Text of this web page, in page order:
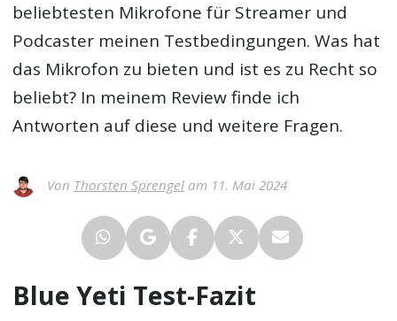
beliebtesten Mikrofone für Streamer und
Podcaster meinen Testbedingungen. Was hat
das Mikrofon zu bieten und ist es zu Recht so
beliebt? In meinem Review finde ich
Antworten auf diese und weitere Fragen.
Von Thorsten Sprengelam 11. Mai 2024
Blue Yeti Test-Fazit